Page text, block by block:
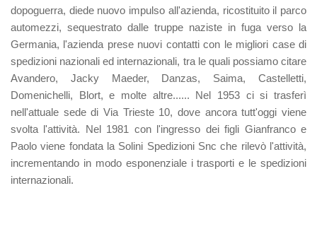
dopoguerra, diede nuovo impulso all'azienda, ricostituito il parco
automezzi, sequestrato dalle truppe naziste in fuga verso la
Germania, l'azienda prese nuovi contatti con le migliori case di
spedizioni nazionali ed internazionali, tra le quali possiamo citare
Avandero, Jacky Maeder, Danzas, Saima, Castelletti,
Domenichelli, Blort, e molte altre...... Nel 1953 ci si trasferì
nell'attuale sede di Via Trieste 10, dove ancora tutt'oggi viene
svolta l'attività. Nel 1981 con l'ingresso dei figli Gianfranco e
Paolo viene fondata la Solini Spedizioni Snc che rilevò l'attività,
incrementando in modo esponenziale i trasporti e le spedizioni
internazionali.